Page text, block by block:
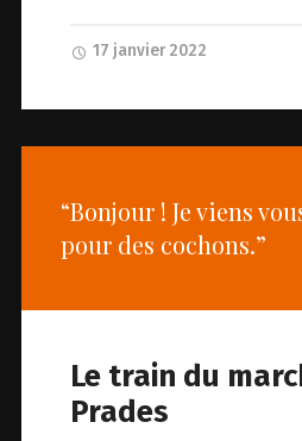
17 janvier 2022
“Bonjour ! Je viens
pour des cochons.”
Le train du
Prades